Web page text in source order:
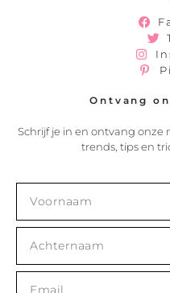
Ontvang
Schrijf je in en ontvang onze
trends, tips en